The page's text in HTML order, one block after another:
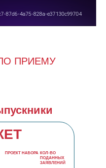
ПРИЕМУ
ПРОЕКТ НАБОРА КОЛ-ВО
ПОДАННЫХ
ЗАЯВЛЕНИЙ